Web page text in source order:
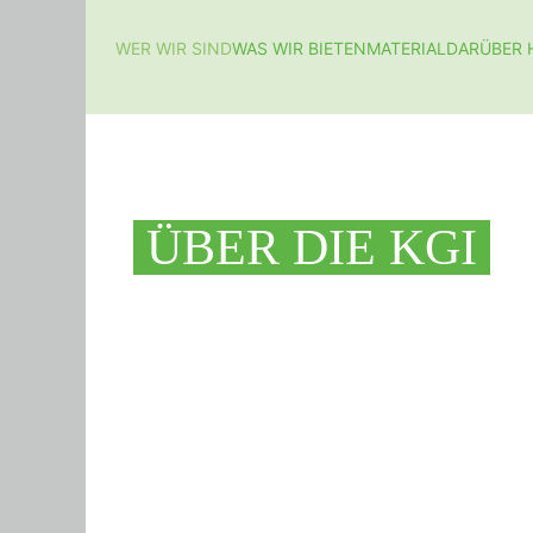
WER WIR SINDWAS WIR BIETENMATERIAL DARÜBER
ÜBER DIE KGI